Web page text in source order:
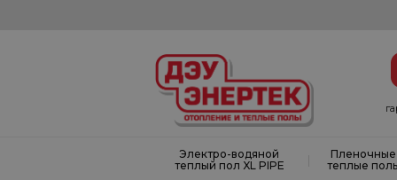
Электро-водяной
теплый пол XL PIPE
Пленочные
теплые